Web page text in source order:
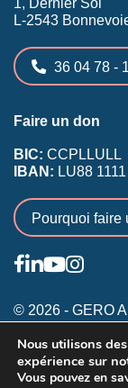
L-2543
36 04 78 - 1
Faire un don
BIC: CCPLLULL
IBAN: LU88
Pourquoi faire
© 2026 - GERO
Conditions
Inscription
Nous utilisons
expérience sur
Vous pouvez en